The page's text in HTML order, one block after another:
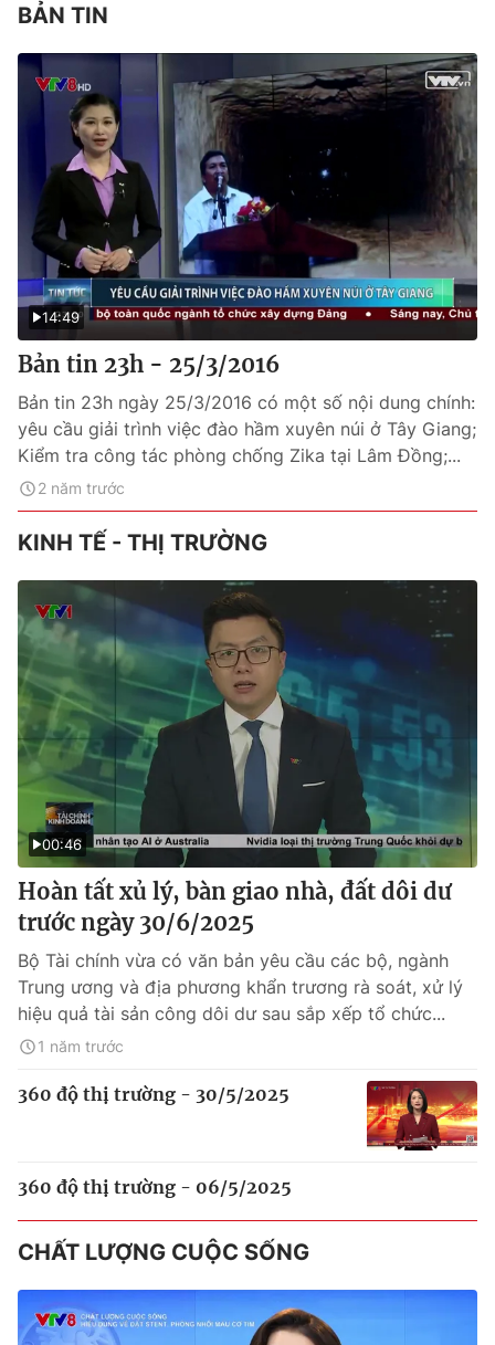
BẢN TIN
14:49
Bản tin 23h - 25/3/2016
Bản tin 23h ngày 25/3/2016 có một số nội dung chính:
yêu cầu giải trình việc đào hầm xuyên núi ở Tây Giang;
Kiểm tra công tác phòng chống Zika tại Lâm Đồng;...
2 năm trước
KINH TẾ - THỊ TRƯỜNG
00:46
Hoàn tất xủ lý, bàn giao nhà, đất dôi dư
trước ngày 30/6/2025
Bộ Tài chính vừa có văn bản yêu cầu các bộ, ngành
Trung ương và địa phương khẩn trương rà soát, xử lý
hiệu quả tài sản công dôi dư sau sắp xếp tổ chức...
1 năm trước
360 độ thị trường - 30/5/2025
360 độ thị trường - 06/5/2025
CHẤT LƯỢNG CUỘC SỐNG